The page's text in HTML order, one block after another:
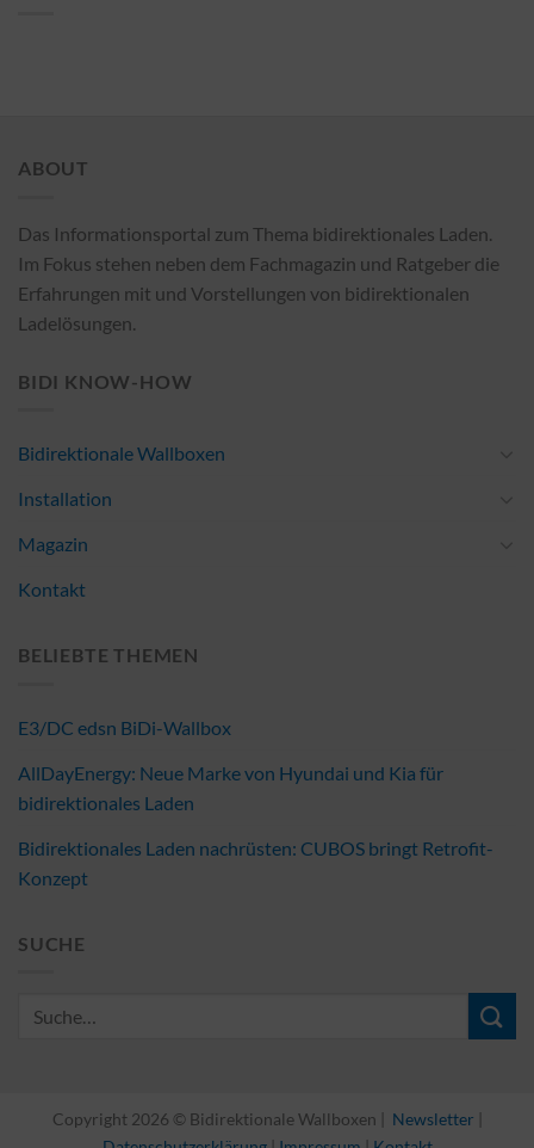
ABOUT
Das Informationsportal zum Thema bidirektionales Laden.
Im Fokus stehen neben dem Fachmagazin und Ratgeber die
Erfahrungen mit und Vorstellungen von bidirektionalen
Ladelösungen.
BIDI KNOW-HOW
Bidirektionale Wallboxen
Installation
Magazin
Kontakt
BELIEBTE THEMEN
E3/DC edsn BiDi-Wallbox
AllDayEnergy: Neue Marke von Hyundai und Kia für
bidirektionales Laden
Bidirektionales Laden nachrüsten: CUBOS bringt Retrofit-
Konzept
SUCHE
Copyright 2026 © Bidirektionale Wallboxen | Newsletter